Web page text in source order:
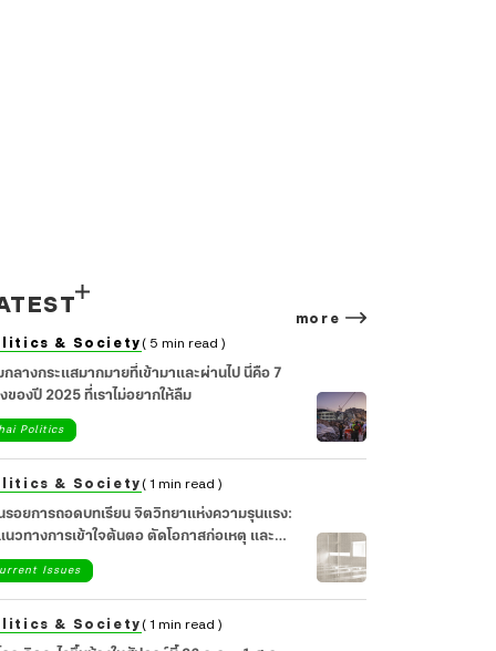
& Society ( 5 min read )
ลางกระแสมากมายที่เข้ามาและผ่านไป นี่คือ 7
ของปี 2025 ที่เราไม่อยากให้ลืม
Politics
& Society ( 1 min read )
รอยการถอดบทเรียน จิตวิทยาแห่งความรุนแรง:
างการเข้าใจต้นตอ ตัดโอกาสก่อเหตุ และ
ยาจิตใจสังคม
Issues
& Society ( 1 min read )
more